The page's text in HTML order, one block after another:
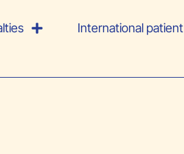
International patient